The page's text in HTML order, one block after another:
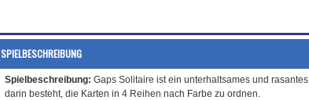
SPIELBESCHREIBUNG
Spielbeschreibung: Gaps Solitaire ist ein unterhaltsames und rasantes
darin besteht, die Karten in 4 Reihen nach Farbe zu ordnen.